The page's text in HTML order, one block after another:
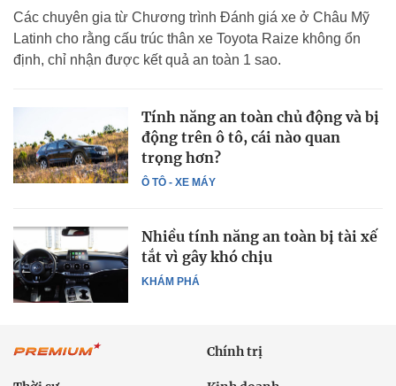
Các chuyên gia từ Chương trình Đánh giá xe ở Châu Mỹ
Latinh cho rằng cấu trúc thân xe Toyota Raize không ổn
định, chỉ nhận được kết quả an toàn 1 sao.
Ô TÔ - XE MÁY
Tính năng an toàn chủ động và bị
động trên ô tô, cái nào quan
trọng hơn?
KHÁM PHÁ
Nhiều tính năng an toàn bị tài xế
tắt vì gây khó chịu
Chính trị